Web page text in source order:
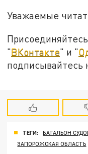
Уважаемые
"ВКонтакте" и "
подписывайтесь
ТЕГИ: БАТАЛЬОН
ЗАПОРОЖСКАЯ ОБЛАСТЬ